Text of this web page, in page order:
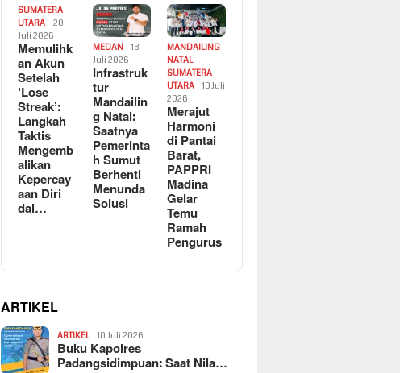
SUMATERA
UTARA
20
Juli 2026
Memulihk
an Akun
Setelah
‘Lose
Streak’:
Langkah
Taktis
Mengemb
alikan
Kepercay
aan Diri
dal…
MEDAN
18
Juli 2026
Infrastruk
tur
Mandailin
g Natal:
Saatnya
Pemerinta
h Sumut
Berhenti
Menunda
Solusi
MANDAILING
NATAL,
SUMATERA
UTARA
18 Juli
2026
Merajut
Harmoni
di Pantai
Barat,
PAPPRI
Madina
Gelar
Temu
Ramah
Pengurus
ARTIKEL
ARTIKEL 10 Juli 2026
Buku Kapolres
Padangsidimpuan: Saat Nila…